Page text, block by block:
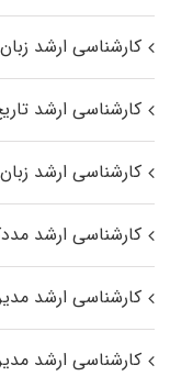
کارشناسی ارشد
کارشناسی ارشد
کارشناسی ارشد
کارشناسی ارشد
کارشناسی ارشد
کارشناسی ارشد